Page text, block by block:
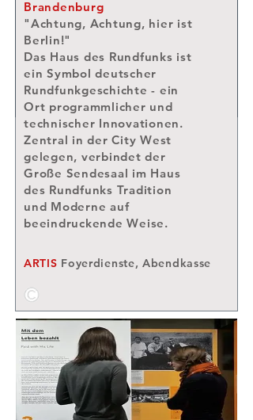
Weidtam authentischen Ort. Hier, im
Hinterhof der Rosenthaler Straße 39,
beschäftigte der Kleinfabrikant Otto
Weidt in seiner Bürstenwerkstatt während
des Zweiten Weltkriegs hauptsächlich
blinde und gehörlose Juden.
ARTISBesucherbetreuung
Brandenburg
"Achtung, Achtung, hier ist
Berlin!"
Das Haus des Rundfunks ist
ein Symbol deutscher
Rundfunkgeschichte - ein
Ort programmlicher und
technischer Innovationen.
Zentral in der City West
gelegen, verbindet der
Große Sendesaal im Haus
des Rundfunks Tradition
und Moderne auf
beeindruckende Weise.
ARTIS Foyerdienste, Abendkasse